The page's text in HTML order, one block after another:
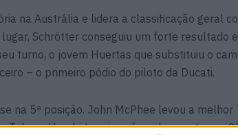
na Austrália e lidera a classificação geral
Schrötter conseguiu um forte resultado
turno, o jovem Huertas que substituiu o
– o primeiro pódio do piloto da Ducati.
na 5ª posição. John McPhee levou a melhor
Toba, a Honda terminou fora dos pontos no